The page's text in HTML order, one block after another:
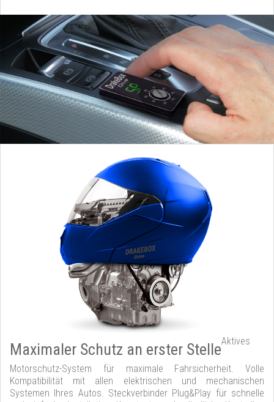
Maximaler Schutz an erster StelleAktives
Motorschutz-System für maximale Fahrsicherheit. Volle
Kompatibilität mit allen elektrischen und mechanischen
Systemen Ihres Autos. Steckverbinder Plug&Play für schnelle